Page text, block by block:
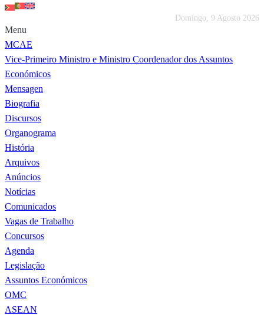
Domingo, 9 Agosto 2026
Menu
MCAE
Vice-Primeiro Ministro e Ministro Coordenador dos Assuntos
Económicos
Mensagen
Biografia
Discursos
Organograma
História
Arquivos
Anúncios
Notícias
Comunicados
Vagas de Trabalho
Concursos
Agenda
Legislação
Assuntos Económicos
OMC
ASEAN